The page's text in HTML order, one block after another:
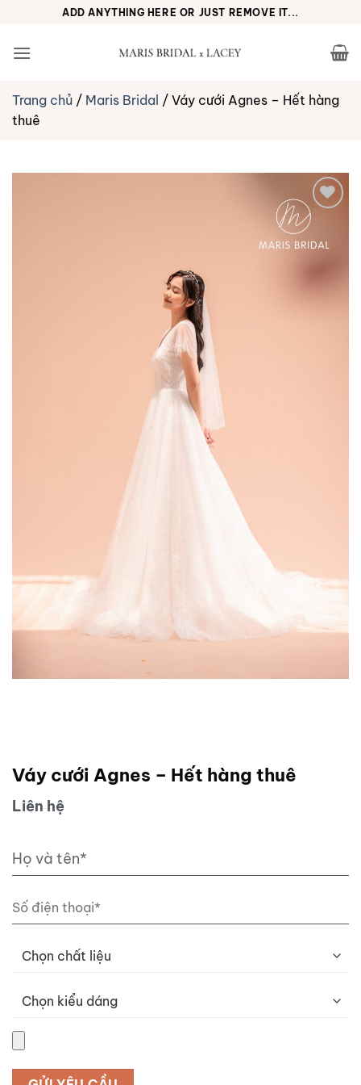
nội
ADD ANYTHING HERE OR JUST REMOVE IT...
Trang chủ / Maris Bridal / Váy cưới Agnes – Hết hàng
thuê
thích
Váy cưới Agnes – Hết hàng thuê
Liên hệ